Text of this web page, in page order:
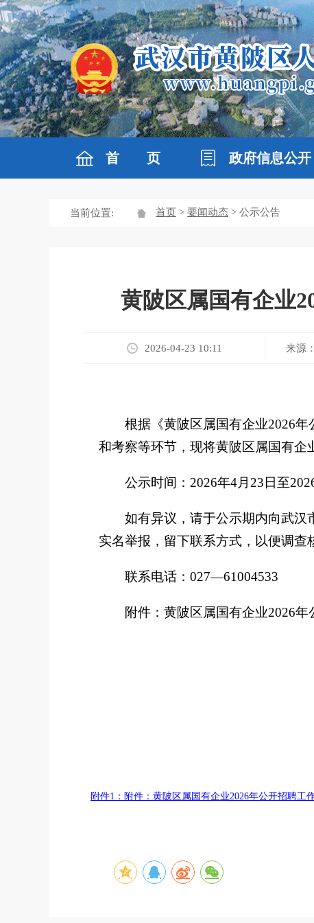
首 页 政府信息公开
当前位置: 首页 > 要闻动态 > 公示公告
黄陂区属国有企业
2026-04-23 10:11 来源
根据《黄陂区属国有企业2026年
和考察等环节 ，现将黄陂区属国有企
公示时间： 2026年4月 23 日至
如有异议，请于公示期内向武汉
实名举报，留下联系方式，以便调查
联系电话： 027—61004533
附件： 黄陂区属国有企业2026年
附件1：附件：黄陂区属国有企业2026年公开招聘工